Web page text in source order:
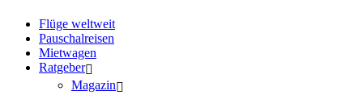
Flüge weltweit
Pauschalreisen
Mietwagen
Ratgeber
Magazin